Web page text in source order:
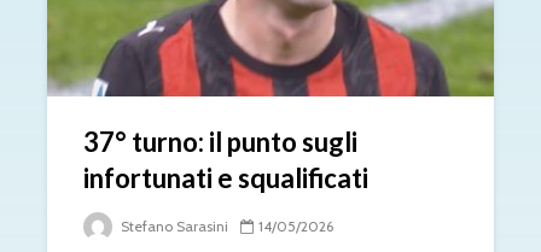
37° turno: il punto sugli
infortunati e squalificati
Stefano Sarasini 14/05/2026